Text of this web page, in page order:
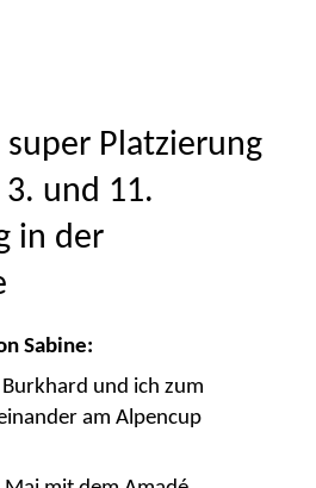
Platzierung
3. und 11.
in der
Sabine:
Burkhard und ich zum
am Alpencup